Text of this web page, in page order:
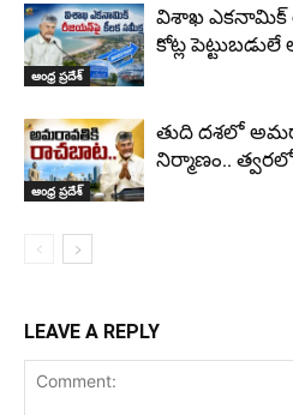
ఆంధ్ర ప్రదేశ్
విశాఖ ఎకనామిక్
కోట్ల పెట్టుబడులే
ఆంధ్ర ప్రదేశ్
తుది దశలో
నిర్మాణం..
LEAVE A REPLY